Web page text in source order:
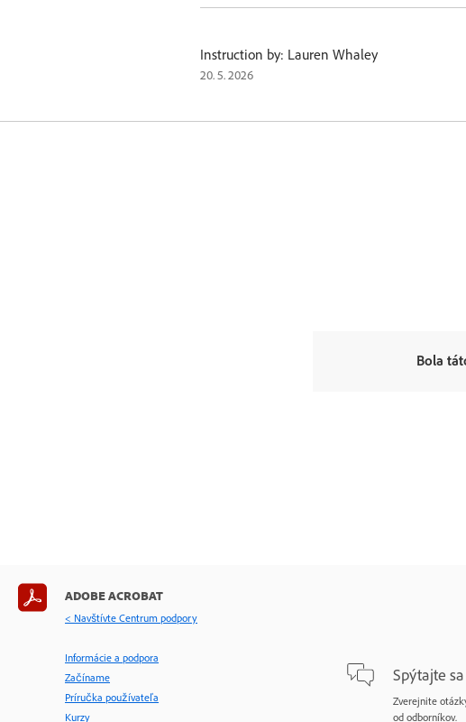
Instruction by: Lauren Whaley
20. 5. 2026
Bola
ADOBE ACROBAT
< Navštívte Centrum podpory
Informácie a podpora
Začíname
Príručka používateľa
Kurzy
Spýtajte
Zverejnite
od odborníkov.